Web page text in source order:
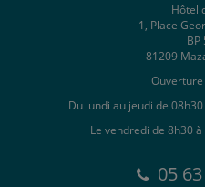
Hôtel
1, Place
BP
81209
Ouverture
Du lundi au jeudi de
Le vendredi de 8h30
05